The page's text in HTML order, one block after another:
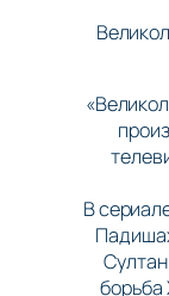
В
борьба